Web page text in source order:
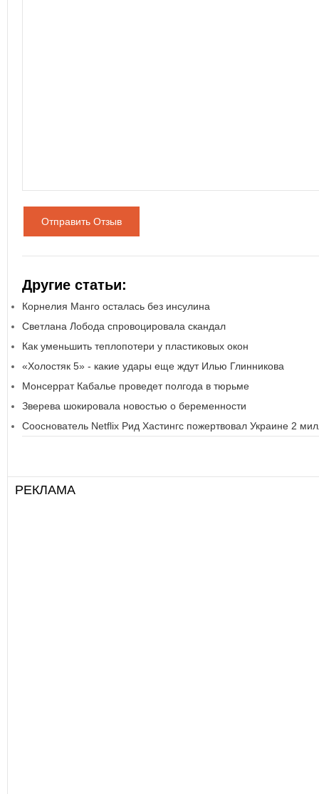
Отправить Отзыв
Другие статьи:
Корнелия Манго осталась без инсулина
Светлана Лобода спровоцировала скандал
Как уменьшить теплопотери у пластиковых окон
«Холостяк 5» - какие удары еще ждут Илью Глинникова
Монсеррат Кабалье проведет полгода в тюрьме
Зверева шокировала новостью о беременности
Сооснователь Netflix Рид Хастингс пожертвовал Украине 2
РЕКЛАМА